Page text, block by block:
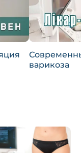
варикоза